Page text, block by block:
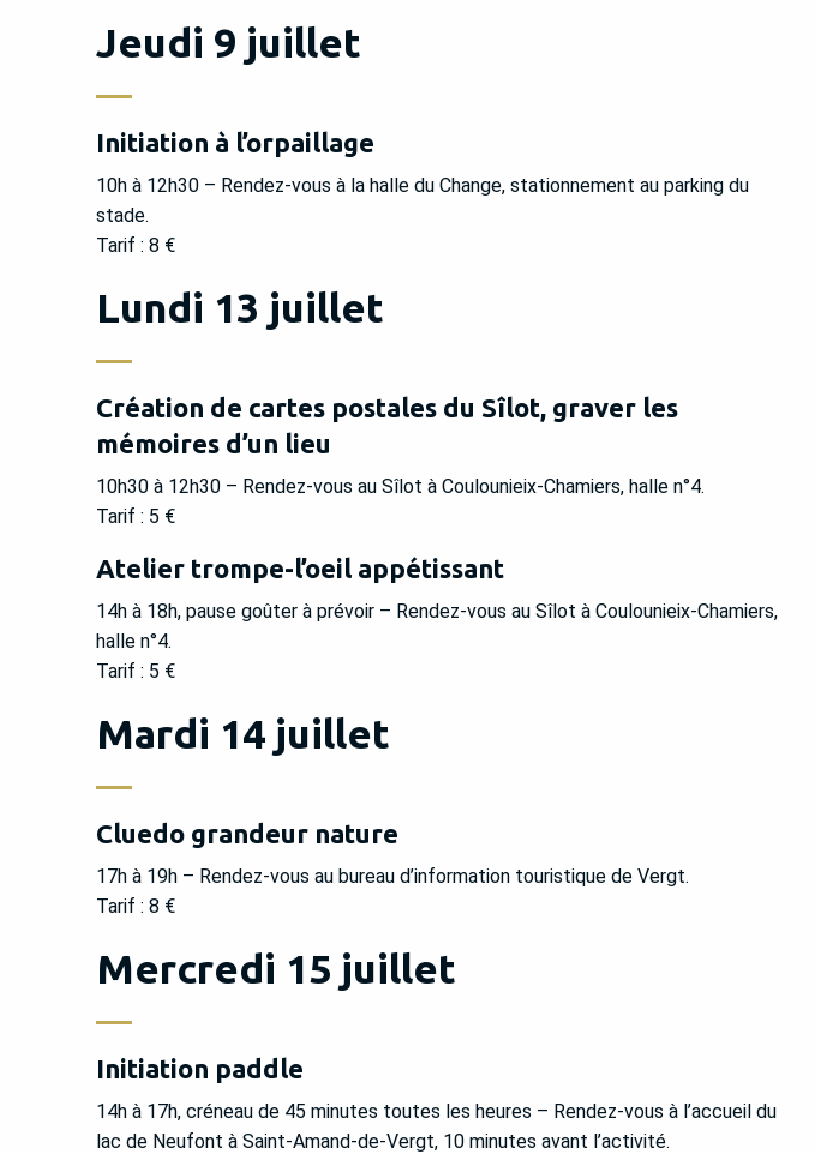
Jeudi 9 juillet
Initiation à l’orpaillage
10h à 12h30 – Rendez-vous à la halle du Change, stationnement au parking du
stade.
Tarif : 8 €
Lundi 13 juillet
Création de cartes postales du Sîlot, graver les
mémoires d’un lieu
10h30 à 12h30 – Rendez-vous au Sîlot à Coulounieix-Chamiers, halle n°4.
Tarif : 5 €
Atelier trompe-l’oeil appétissant
14h à 18h, pause goûter à prévoir – Rendez-vous au Sîlot à Coulounieix-Chamiers,
halle n°4.
Tarif : 5 €
Mardi 14 juillet
Cluedo grandeur nature
17h à 19h – Rendez-vous au bureau d’information touristique de Vergt.
Tarif : 8 €
Mercredi 15 juillet
Initiation paddle
14h à 17h, créneau de 45 minutes toutes les heures – Rendez-vous à l’accueil du
lac de Neufont à Saint-Amand-de-Vergt, 10 minutes avant l’activité.